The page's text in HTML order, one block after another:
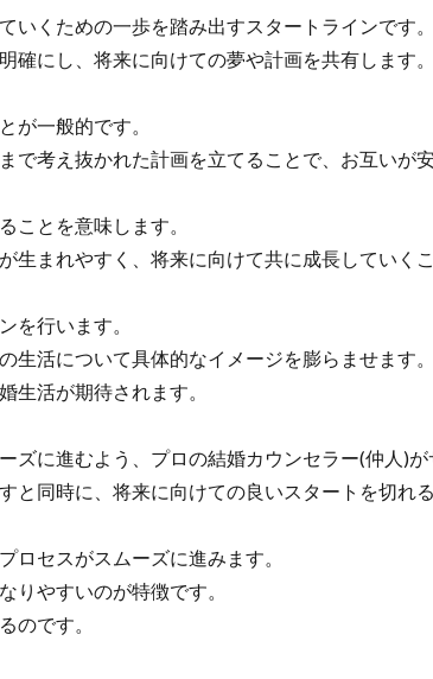
くための一歩を踏み出すスタートラインです。
にし、将来に向けての夢や計画を共有します。
が一般的です。
考え抜かれた計画を立てることで、お互いが
とを意味します。
まれやすく、将来に向けて共に成長していくこ
を行います。
活について具体的なイメージを膨らませます。
活が期待されます。
に進むよう、プロの結婚カウンセラー(仲人)が
同時に、将来に向けての良いスタートを切れ
セスがスムーズに進みます。
やすいのが特徴です。
のです。